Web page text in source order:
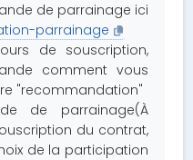
de parrainage ici
parrainage
de souscription,
comment vous
"recommandation"
de parrainage(À
du contrat,
de la participation